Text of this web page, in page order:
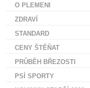
O PLEMENI
ZDRAVÍ
STANDARD
CENY ŠTĚŇAT
PRŮBĚH BŘEZOSTI
PSÍ SPORTY